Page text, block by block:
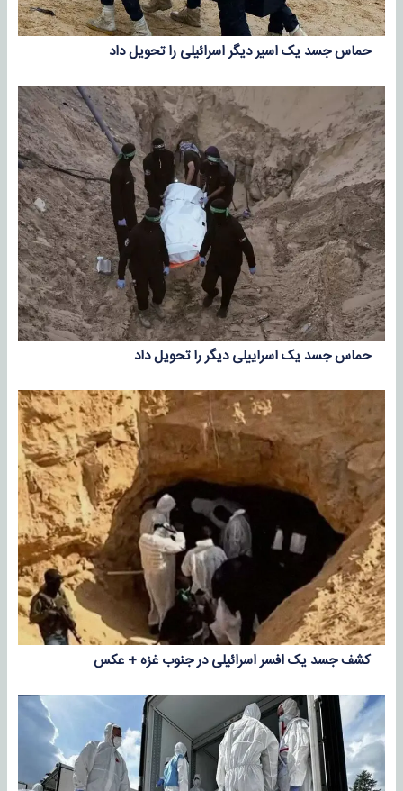
حماس جسد یک اسیر دیگر اسرائیلی را تحویل داد
حماس جسد یک اسراییلی دیگر را تحویل داد
کشف جسد یک افسر اسرائیلی در جنوب غزه + عکس